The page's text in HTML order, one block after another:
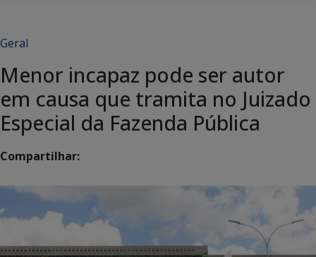
Geral
Menor incapaz pode ser autor
em causa que tramita no Juizado
Especial da Fazenda Pública
Compartilhar: